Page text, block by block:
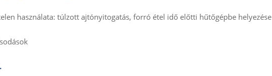
használata: túlzott ajtónyitogatás, forró étel idő előtti hűtőgépbe helyezése